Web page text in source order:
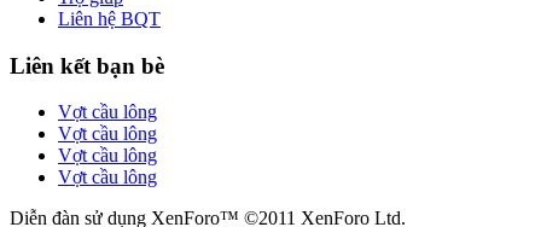
Liên hệ BQT
Liên kết bạn bè
Vợt cầu lông
Vợt cầu lông
Vợt cầu lông
Vợt cầu lông
Diễn đàn sử dụng XenForo™ ©2011 XenForo Ltd.